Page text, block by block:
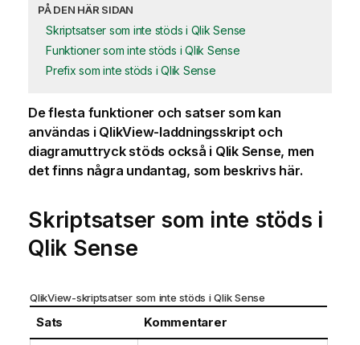
PÅ DEN HÄR SIDAN
Skriptsatser som inte stöds i Qlik Sense
Funktioner som inte stöds i Qlik Sense
Prefix som inte stöds i Qlik Sense
De flesta funktioner och satser som kan
användas i QlikView-laddningsskript och
diagramuttryck stöds också i Qlik Sense, men
det finns några undantag, som beskrivs här.
Skriptsatser som inte stöds i
Qlik Sense
QlikView-skriptsatser som inte stöds iQlik Sense
Sats Kommentarer